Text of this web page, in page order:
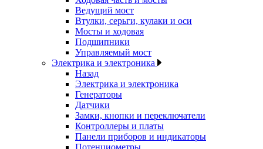
Ведущий мост
Втулки, серьги, кулаки и оси
Мосты и ходовая
Подшипники
Управляемый мост
Электрика и электроника
Назад
Электрика и электроника
Генераторы
Датчики
Замки, кнопки и переключатели
Контроллеры и платы
Панели приборов и индикаторы
Потенциометры